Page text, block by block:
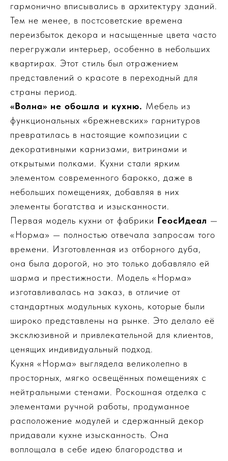
гармонично вписывались в архитектуру зданий.
Тем не менее, в постсоветские времена
переизбыток декора и насыщенные цвета часто
перегружали интерьер, особенно в небольших
квартирах. Этот стиль был отражением
представлений о красоте в переходный для
страны период.
«Волна» не обошла и кухню. Мебель из
функциональных «брежневских» гарнитуров
превратилась в настоящие композиции с
декоративными карнизами, витринами и
открытыми полками. Кухни стали ярким
элементом современного барокко, даже в
небольших помещениях, добавляя в них
элементы богатства и изысканности.
Первая модель кухни от фабрики ГеосИдеал —
«Норма» — полностью отвечала запросам того
времени. Изготовленная из отборного дуба,
она была дорогой, но это только добавляло ей
шарма и престижности. Модель «Норма»
изготавливалась на заказ, в отличие от
стандартных модульных кухонь, которые были
широко представлены на рынке. Это делало её
эксклюзивной и привлекательной для клиентов,
ценящих индивидуальный подход.
Кухня «Норма» выглядела великолепно в
просторных, мягко освещённых помещениях с
нейтральными стенами. Роскошная отделка с
элементами ручной работы, продуманное
расположение модулей и сдержанный декор
придавали кухне изысканность. Она
воплощала в себе идею благородства и